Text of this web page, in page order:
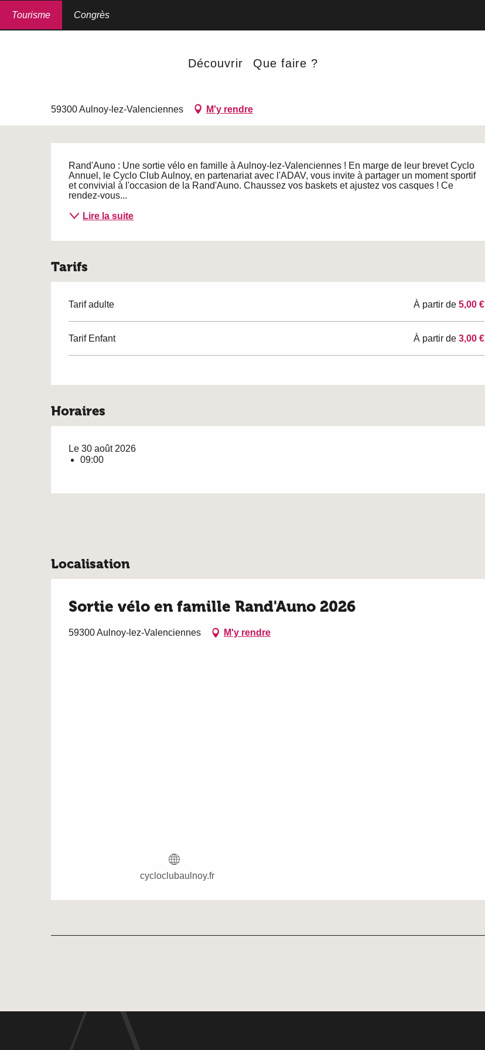
Tourisme Congrès
Découvrir Que faire ?
Accueil Sortie vélo en famille Rand'Auno 2026
Sortie vélo en famille Rand'Auno 2026
59300 Aulnoy-lez-Valenciennes M'y rendre
Description
Rand'Auno : Une sortie vélo en famille à Aulnoy-lez-Valenciennes ! En marge de leur brevet Cyclo
Annuel, le Cyclo Club Aulnoy, en partenariat avec l'ADAV, vous invite à partager un moment sportif
et convivial à l'occasion de la Rand'Auno. Chaussez vos baskets et ajustez vos casques ! Ce
rendez-vous...
Lire la suite
Tarifs
Tarif adulte À partir de5,00 €
Tarif Enfant À partir de3,00 €
Horaires
Le 30 août 2026
09:00
Localisation
Sortie vélo en famille Rand'Auno 2026
59300 Aulnoy-lez-Valenciennes M'y rendre
cycloclubaulnoy.fr